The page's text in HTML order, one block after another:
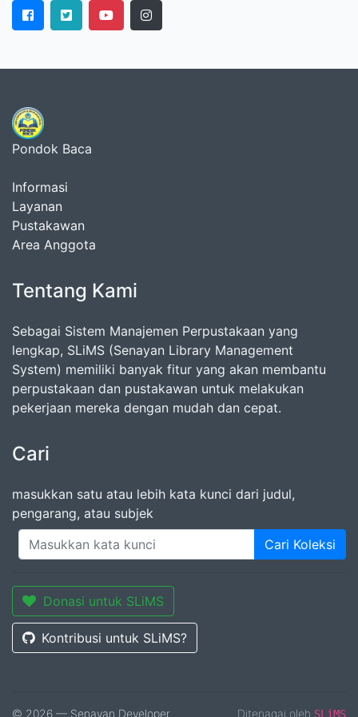
Pondok Baca
Informasi
Layanan
Pustakawan
Area Anggota
Tentang Kami
Sebagai Sistem Manajemen Perpustakaan yang
lengkap, SLiMS (Senayan Library Management
System) memiliki banyak fitur yang akan membantu
perpustakaan dan pustakawan untuk melakukan
pekerjaan mereka dengan mudah dan cepat.
Cari
masukkan satu atau lebih kata kunci dari judul,
pengarang, atau subjek
Cari Koleksi
Donasi untuk SLiMS
Kontribusi untuk SLiMS?
© 2026 — Senayan Developer Ditenagai oleh SLiMS